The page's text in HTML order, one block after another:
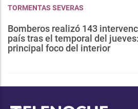
TORMENTAS SEVERAS
Bomberos realizó 143
país tras el temporal del
principal foco del interior